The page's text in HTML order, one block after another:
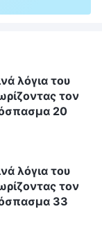
λόγια του
τον
20
λόγια του
τον
33